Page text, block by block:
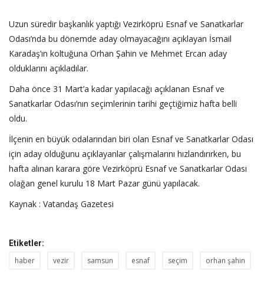
Uzun süredir başkanlık yaptığı Vezirköprü Esnaf ve Sanatkarlar
Odası’nda bu dönemde aday olmayacağını açıklayan İsmail
Karadaş’ın koltuğuna Orhan Şahin ve Mehmet Ercan aday
olduklarını açıkladılar.
Daha önce 31 Mart’a kadar yapılacağı açıklanan Esnaf ve
Sanatkarlar Odası’nın seçimlerinin tarihi geçtiğimiz hafta belli
oldu.
İlçenin en büyük odalarından biri olan Esnaf ve Sanatkarlar Odası
için aday olduğunu açıklayanlar çalışmalarını hızlandırırken, bu
hafta alınan karara göre Vezirköprü Esnaf ve Sanatkarlar Odası
olağan genel kurulu 18 Mart Pazar günü yapılacak.
Kaynak : Vatandaş Gazetesi
Etiketler:
haber vezir samsun esnaf seçim orhan şahin